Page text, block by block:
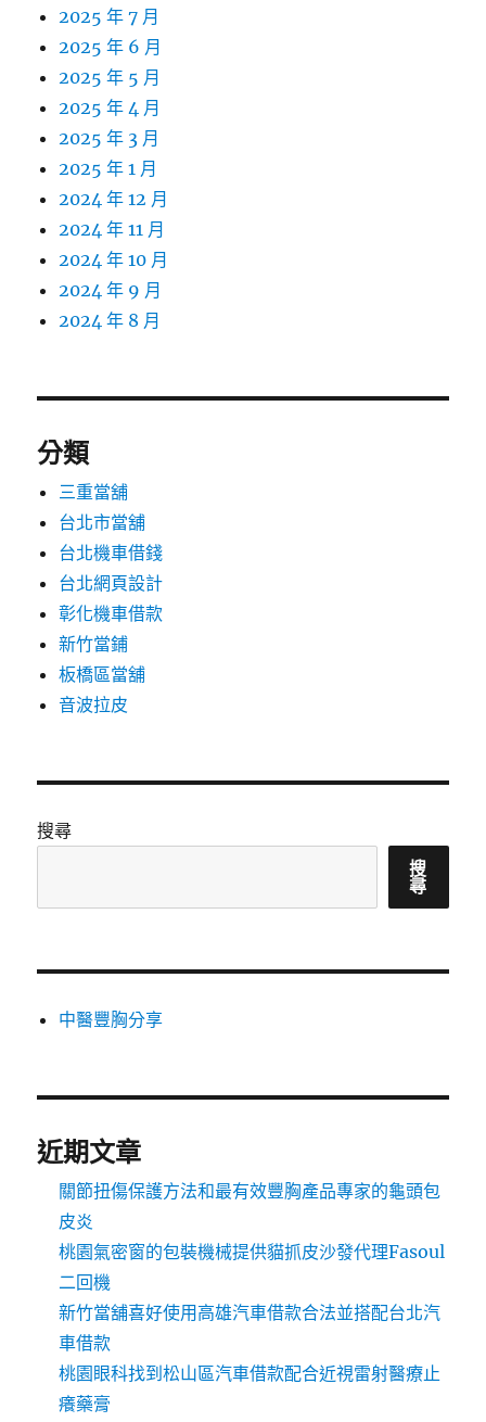
2025 年 7 月
2025 年 6 月
2025 年 5 月
2025 年 4 月
2025 年 3 月
2025 年 1 月
2024 年 12 月
2024 年 11 月
2024 年 10 月
2024 年 9 月
2024 年 8 月
分類
三重當舖
台北市當舖
台北機車借錢
台北網頁設計
彰化機車借款
新竹當鋪
板橋區當舖
音波拉皮
搜尋
搜
尋
中醫豐胸分享
近期文章
關節扭傷保護方法和最有效豐胸產品專家的龜頭包
皮炎
桃園氣密窗的包裝機械提供貓抓皮沙發代理Fasoul
二回機
新竹當舖喜好使用高雄汽車借款合法並搭配台北汽
車借款
桃園眼科找到松山區汽車借款配合近視雷射醫療止
癢藥膏